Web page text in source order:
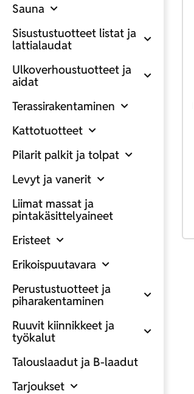
Sauna
Sisustustuotteet listat ja
lattialaudat
Ulkoverhoustuotteet ja
aidat
Terassirakentaminen
Kattotuotteet
Pilarit palkit ja tolpat
Levyt ja vanerit
Liimat massat ja
pintakäsittelyaineet
Eristeet
Erikoispuutavara
Perustustuotteet ja
piharakentaminen
Ruuvit kiinnikkeet ja
työkalut
Talouslaadut ja B-laadut
Tarjoukset